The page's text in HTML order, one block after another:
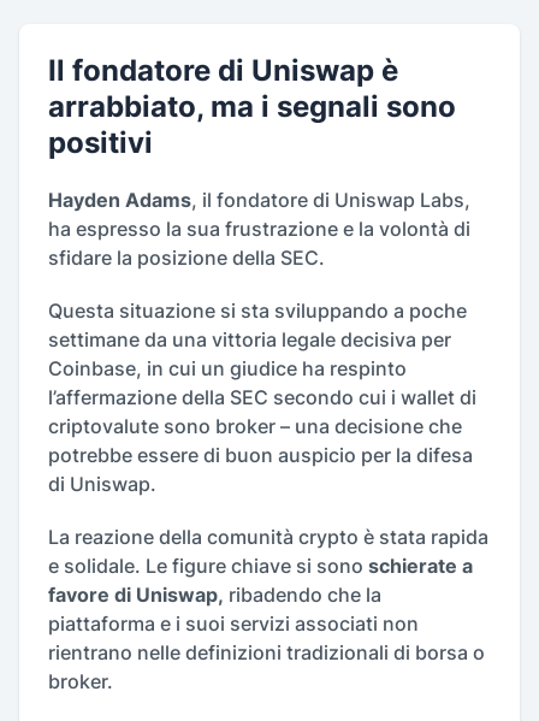
Il fondatore di Uniswap è
arrabbiato, ma i segnali sono
positivi
Hayden Adams, il fondatore di Uniswap Labs,
ha espresso la sua frustrazione e la volontà di
sfidare la posizione della SEC.
Questa situazione si sta sviluppando a poche
settimane da una vittoria legale decisiva per
Coinbase, in cui un giudice ha respinto
l’affermazione della SEC secondo cui i wallet di
criptovalute sono broker – una decisione che
potrebbe essere di buon auspicio per la difesa
di Uniswap.
La reazione della comunità crypto è stata rapida
e solidale. Le figure chiave si sono schierate a
favore di Uniswap, ribadendo che la
piattaforma e i suoi servizi associati non
rientrano nelle definizioni tradizionali di borsa o
broker.